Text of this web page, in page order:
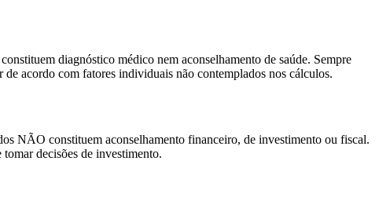
diagnóstico médico nem aconselhamento de saúde. Sempre
acordo com fatores individuais não contemplados nos cálculos.
NÃO constituem aconselhamento financeiro, de investimento ou fiscal.
decisões de investimento.